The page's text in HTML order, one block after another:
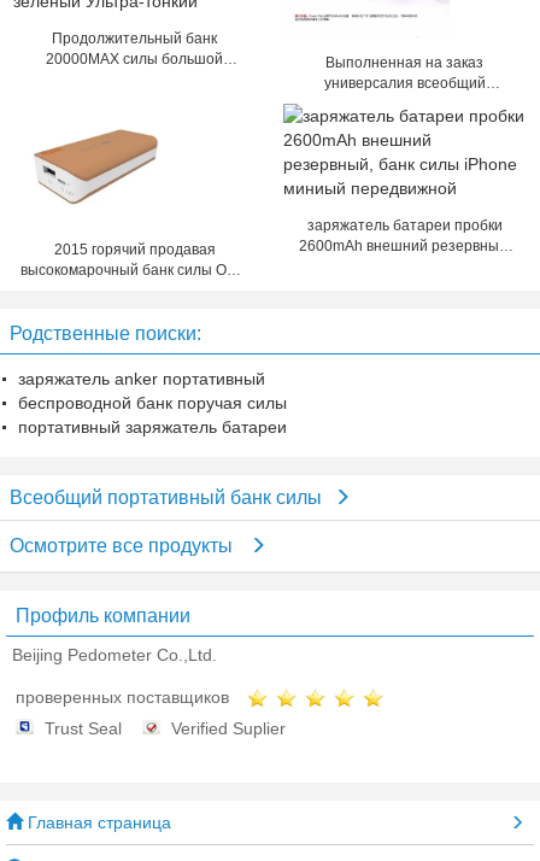
Продолжительный банк
20000МАХ силы большой
Выполненная на заказ
универсалия всеобщий
IPhone/IPad/ПК
2015 горячий продавая
высокомарочный банк силы OEM
заряжатель батареи пробки
2600mAh внешний резервный,
Родственные поиски:
заряжатель anker портативный
беспроводной банк поручая силы
портативный заряжатель батареи
Всеобщий портативный банк силы
Осмотрите все продукты
Профиль компании
Beijing Pedometer Co.,Ltd.
проверенных поставщиков
Trust Seal
Verified Suplier
Главная страница